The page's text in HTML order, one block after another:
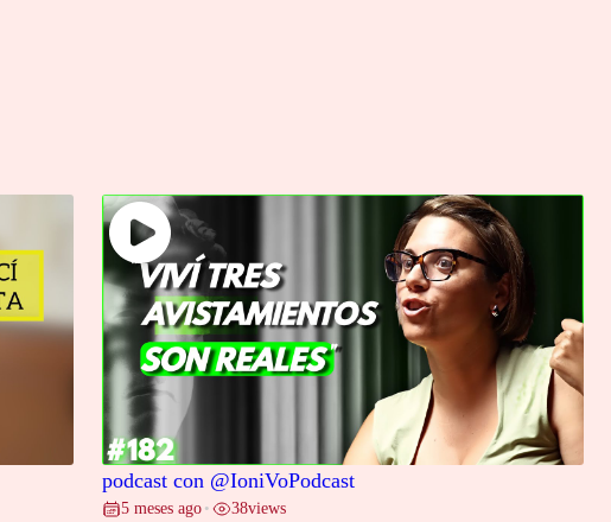
podcast con @IoniVoPodcast
5 meses ago • 38views